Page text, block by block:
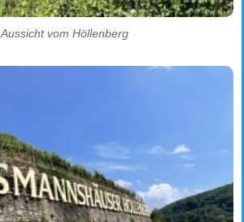
Aussicht vom Höllenberg